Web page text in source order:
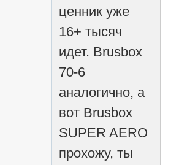
ценник уже
16+ тысяч
идет. Brusbox
70-6
аналогично, а
вот Brusbox
SUPER AERO
прохожу, ты